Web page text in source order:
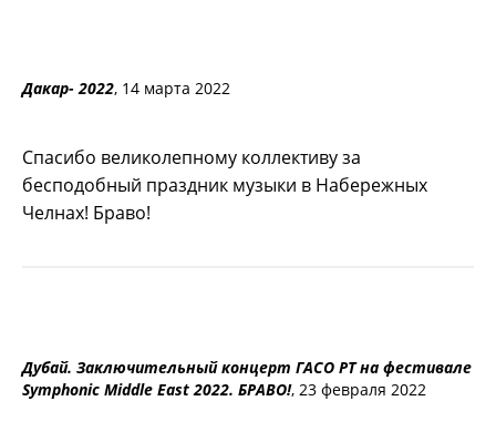
Дакар- 2022, 14 марта 2022
Спасибо великолепному коллективу за
бесподобный праздник музыки в Набережных
Челнах! Браво!
Дубай. Заключительный концерт ГАСО РТ на фестивале
Symphonic Middle East 2022. БРАВО!, 23 февраля 2022